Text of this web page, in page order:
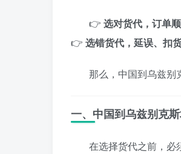
👉 选对货代，订单
👉 选错货代，延误、扣
那么，中国到乌兹别
一、中国到乌兹别克
在选择货代之前，必